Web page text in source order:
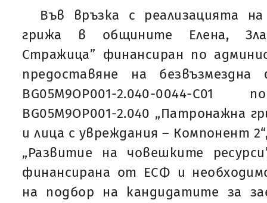
Във връзка с реализацията
грижа в общините Елена,
Стражица” финансиран по
предоставяне на
BG05M9OP001-2.040-0044-
BG05M9OP001-2.040 „Патронажна
и лица с увреждания – Компонент
„Развитие на човешките
финансирана от ЕСФ и
на подбор на кандидатите за